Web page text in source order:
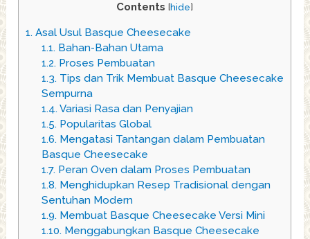
Contents [hide]
1. Asal Usul Basque Cheesecake
1.1.Bahan-Bahan Utama
1.2.Proses Pembuatan
1.3.Tips dan Trik Membuat Basque Cheesecake
Sempurna
1.4.Variasi Rasa dan Penyajian
1.5.Popularitas Global
1.6.Mengatasi Tantangan dalam Pembuatan
Basque Cheesecake
1.7.Peran Oven dalam Proses Pembuatan
1.8.Menghidupkan Resep Tradisional dengan
Sentuhan Modern
1.9.Membuat Basque Cheesecake Versi Mini
1.10.Menggabungkan Basque Cheesecake